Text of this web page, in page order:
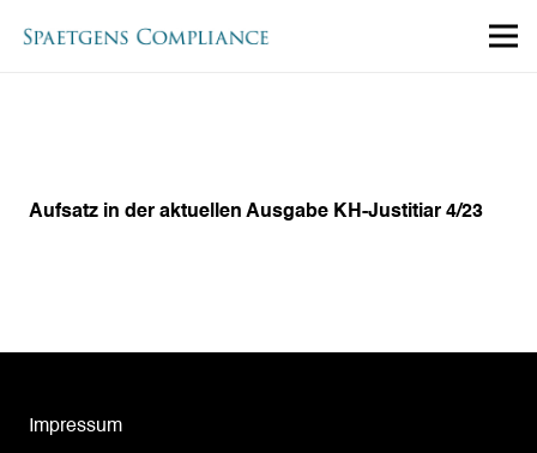
Aufsatz in der aktuellen Ausgabe KH-Justitiar 4/23
Impressum